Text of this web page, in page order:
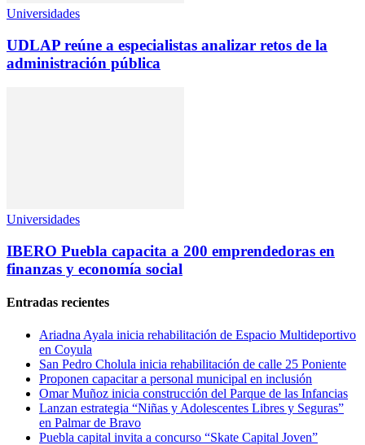
Universidades
UDLAP reúne a especialistas analizar retos de la
administración pública
Universidades
IBERO Puebla capacita a 200 emprendedoras en
finanzas y economía social
Entradas recientes
Ariadna Ayala inicia rehabilitación de Espacio Multideportivo
en Coyula
San Pedro Cholula inicia rehabilitación de calle 25 Poniente
Proponen capacitar a personal municipal en inclusión
Omar Muñoz inicia construcción del Parque de las Infancias
Lanzan estrategia “Niñas y Adolescentes Libres y Seguras”
en Palmar de Bravo
Puebla capital invita a concurso “Skate Capital Joven”